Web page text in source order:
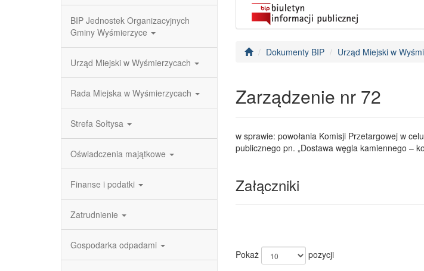
BIP Jednostek Organizacyjnych
Gminy Wyśmierzyce
Urząd Miejski w Wyśmierzycach
Rada Miejska w Wyśmierzycach
Strefa Sołtysa
Oświadczenia majątkowe
Finanse i podatki
Zatrudnienie
Gospodarka odpadami
Dokumenty BIP Urząd Miejski w
Zarządzenie nr 72
w sprawie: powołania Komisji Przetargowej w
publicznego pn. „Dostawa węgla kamiennego –
Załączniki
Pokaż pozycji